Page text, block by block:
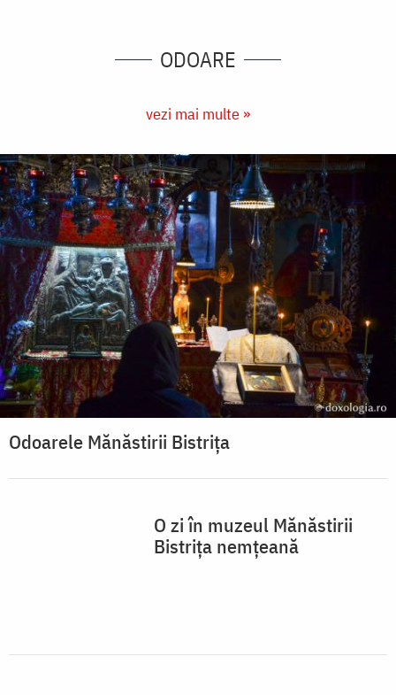
ODOARE
vezi mai multe »
Odoarele Mănăstirii Bistrița
O zi în muzeul Mănăstirii
Bistrița nemțeană